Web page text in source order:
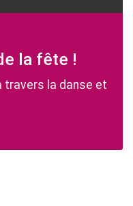
la fête !
travers la danse et